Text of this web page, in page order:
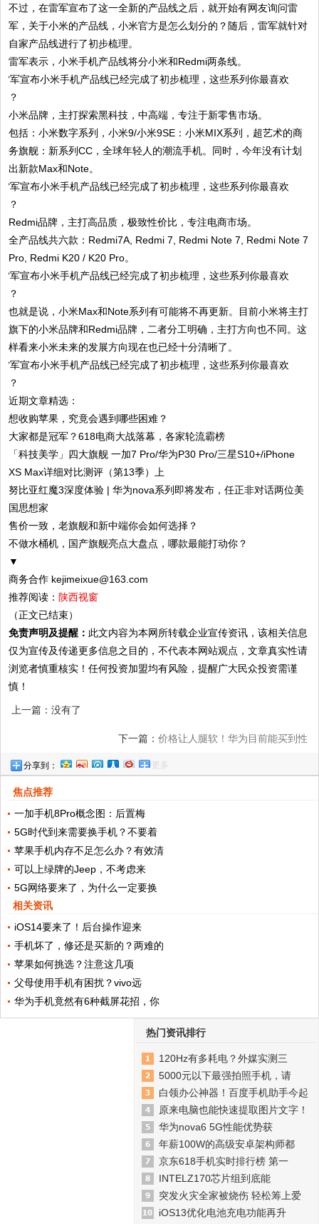
不过，在雷军宣布了这一全新的产品线之后，就开始有网友询问雷
军，关于小米的产品线，小米官方是怎么划分的？随后，雷军就针对
自家产品线进行了初步梳理。
雷军表示，小米手机产品线将分小米和Redmi两条线。
小米品牌，主打探索黑科技，中高端，专注于新零售市场。
包括：小米数字系列，小米9/小米9SE：小米MIX系列，超艺术的商
务旗舰：新系列CC，全球年轻人的潮流手机。同时，今年没有计划
出新款Max和Note。
Redmi品牌，主打高品质，极致性价比，专注电商市场。
全产品线共六款：Redmi7A, Redmi 7, Redmi Note 7, Redmi Note 7
Pro, Redmi K20 / K20 Pro。
也就是说，小米Max和Note系列有可能将不再更新。目前小米将主打
旗下的小米品牌和Redmi品牌，二者分工明确，主打方向也不同。这
样看来小米未来的发展方向现在也已经十分清晰了。
近期文章精选：
想收购苹果，究竟会遇到哪些困难？
大家都是冠军？618电商大战落幕，各家轮流霸榜
「科技美学」四大旗舰 一加7 Pro/华为P30 Pro/三星S10+/iPhone
XS Max详细对比测评（第13季）上
努比亚红魔3深度体验 | 华为nova系列即将发布，任正非对话两位美
国思想家
售价一致，老旗舰和新中端你会如何选择？
不做水桶机，国产旗舰亮点大盘点，哪款最能打动你？
▼
商务合作 kejimeixue@163.com
推荐阅读： 陕西视窗
（正文已结束）
免责声明及提醒： 此文内容为本网所转载企业宣传资讯，该相关信息
仅为宣传及传递更多信息之目的，不代表本网站观点，文章真实性请
浏览者慎重核实！任何投资加盟均有风险，提醒广大民众投资需谨
慎！
上一篇：没有了
下一篇： 价格让人腿软！华为目前能买到性
分享到： 更多
焦点推荐
一加手机8Pro概念图：后置梅
5G时代到来需要换手机？不要着
苹果手机内存不足怎么办？有效清
可以上绿牌的Jeep，不考虑来
5G网络要来了，为什么一定要换
相关资讯
iOS14要来了！后台操作迎来
手机坏了，修还是买新的？两难的
苹果如何挑选？注意这几项
父母使用手机有困扰？vivo远
华为手机竟然有6种截屏花招，你
热门资讯排行
120Hz有多耗电？外媒实测三
5000元以下最强拍照手机，请
白领办公神器！百度手机助手今起
原来电脑也能快速提取图片文字！
华为nova6 5G性能优势获
年薪100W的高级安卓架构师都
京东618手机实时排行榜 第一
INTELZ170芯片组到底能
突发火灾全家被烧伤 轻松筹上爱
iOS13优化电池充电功能再升